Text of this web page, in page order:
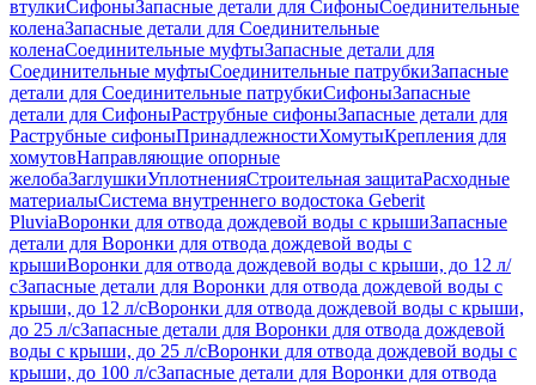
втулкиСифоныЗапасные детали для СифоныСоединительные
коленаЗапасные детали для Соединительные
коленаСоединительные муфтыЗапасные детали для
Соединительные муфтыСоединительные патрубкиЗапасные
детали для Соединительные патрубкиСифоныЗапасные
детали для СифоныРаструбные сифоныЗапасные детали для
Раструбные сифоныПринадлежностиХомутыКрепления для
хомутовНаправляющие опорные
желобаЗаглушкиУплотненияСтроительная защитаРасходные
материалыСистема внутреннего водостока Geberit
PluviaВоронки для отвода дождевой воды с крышиЗапасные
детали для Воронки для отвода дождевой воды с
крышиВоронки для отвода дождевой воды с крыши, до 12 л/
сЗапасные детали для Воронки для отвода дождевой воды с
крыши, до 12 л/сВоронки для отвода дождевой воды с крыши,
до 25 л/сЗапасные детали для Воронки для отвода дождевой
воды с крыши, до 25 л/сВоронки для отвода дождевой воды с
крыши, до 100 л/сЗапасные детали для Воронки для отвода